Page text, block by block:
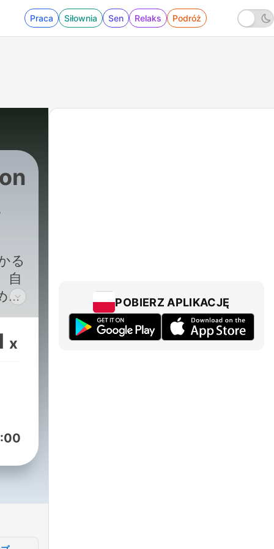
Praca Siłownia Sen Relaks Podróż
る
自
の
ニ
い
音
x
POBIERZ APLIKACJĘ